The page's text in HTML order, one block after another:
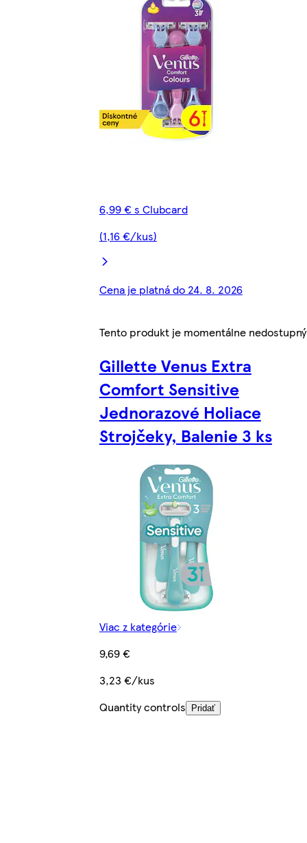
6,99 € s Clubcard
(1,16 €/kus)
Cena je platná do 24. 8. 2026
Tento produkt je momentálne nedostupný
Gillette Venus Extra
Comfort Sensitive
Jednorazové Holiace
Strojčeky, Balenie 3 ks
Viac z kategórie
9,69 €
3,23 €/kus
Quantity controls
Pridať